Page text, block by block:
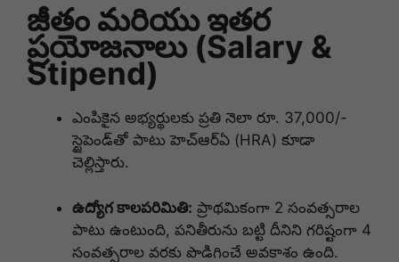
జీతం మరియు ఇతర
ప్రయోజనాలు (Salary &
Stipend)
ఎంపికైన అభ్యర్థులకు ప్రతి నెలా రూ. 37,000/-
స్టైపెండ్‌తో పాటు హెచ్‌ఆర్‌ఏ (HRA) కూడా
చెల్లిస్తారు.
ఉద్యోగ కాలపరిమితి: ప్రాథమికంగా 2 సంవత్సరాల
పాటు ఉంటుంది, పనితీరును బట్టి దీనిని గరిష్టంగా 4
సంవత్సరాల వరకు పొడిగించే అవకాశం ఉంది.